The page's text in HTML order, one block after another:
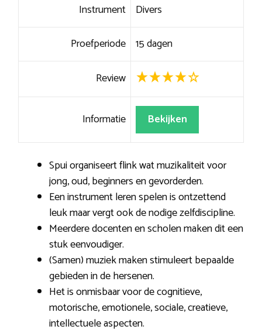
Instrument Divers
Proefperiode 15 dagen
Review
Informatie Bekijken
Spui organiseert flink wat muzikaliteit voor
jong, oud, beginners en gevorderden.
Een instrument leren spelen is ontzettend
leuk maar vergt ook de nodige zelfdiscipline.
Meerdere docenten en scholen maken dit een
stuk eenvoudiger.
(Samen) muziek maken stimuleert bepaalde
gebieden in de hersenen.
Het is onmisbaar voor de cognitieve,
motorische, emotionele, sociale, creatieve,
intellectuele aspecten.